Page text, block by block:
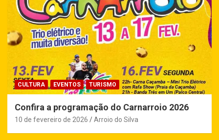
CULTURA EVENTOS TURISMO
Confira a programação do Carnarroio 2026
10 de fevereiro de 2026 Arroio do Silva